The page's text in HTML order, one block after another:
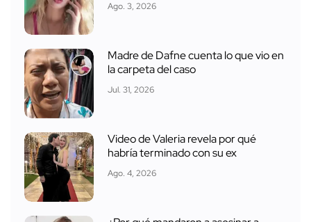
Ago. 3, 2026
Madre de Dafne cuenta lo que vio en
la carpeta del caso
Jul. 31, 2026
Video de Valeria revela por qué
habría terminado con su ex
Ago. 4, 2026